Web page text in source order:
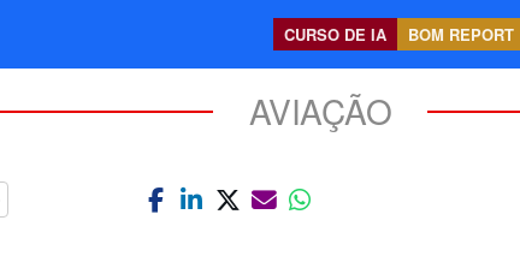
CURSO DE IA BOM REPORT
AVIAÇÃO